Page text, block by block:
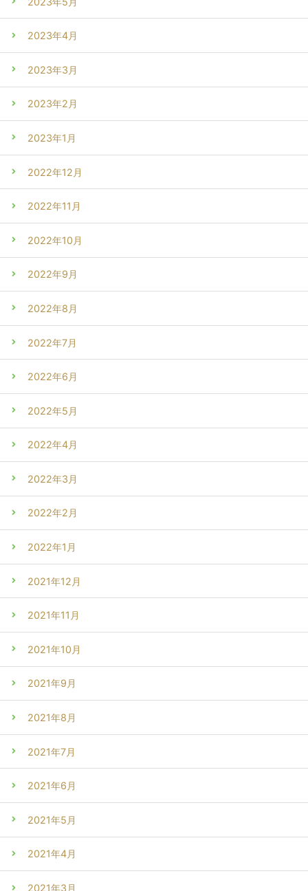
2023年4月
2023年3月
2023年2月
2023年1月
2022年12月
2022年11月
2022年10月
2022年9月
2022年8月
2022年7月
2022年6月
2022年5月
2022年4月
2022年3月
2022年2月
2022年1月
2021年12月
2021年11月
2021年10月
2021年9月
2021年8月
2021年7月
2021年6月
2021年5月
2021年4月
2021年3月